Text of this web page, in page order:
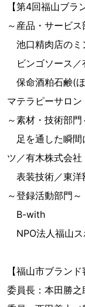
【第4回福山ブラ
～産品・サービス
池口精肉店のミ
ビンゴソース／
保命酒粕石鹸(
マテラピーサロ
～素材・技術部門
足を通した瞬間
ツ／有木株式会社
表装技術／東洋
～登録活動部門～
B-with
NPO法人福山ス
【福山市ブラン
委員長：本田勝之